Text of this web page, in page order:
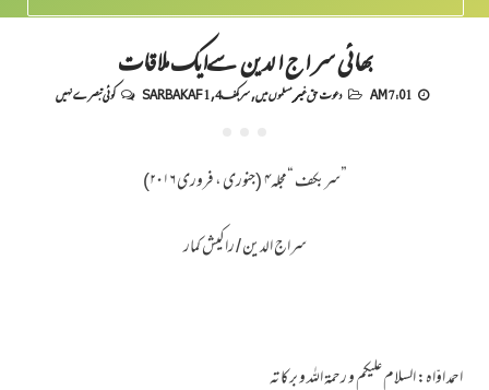
بھائی سراج الدین سےایک ملاقات
7:01 AM دعوت حق غیر مسلموں میں,سربکف4 ,
SARBAKAF 1 کوئی تبصرے نہیں
”سربکف “مجلہ۴ (جنوری ، فروری ۲۰۱۶)
سراج الدین / راکیش کمار
احمد اوّاہ: السلام علیکم و رحمۃ اللہ و برکا تہ